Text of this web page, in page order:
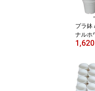
園芸用
プラ鉢
ナルホ
ット プ
ベリ
ター
デニン
1,620